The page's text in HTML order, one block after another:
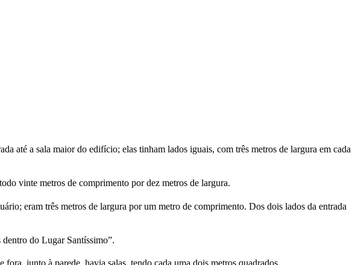
até a sala maior do edifício; elas tinham lados iguais, com três metros de largura em cada
vinte metros de comprimento por dez metros de largura.
eram três metros de largura por um metro de comprimento. Dos dois lados da entrada
do Lugar Santíssimo”.